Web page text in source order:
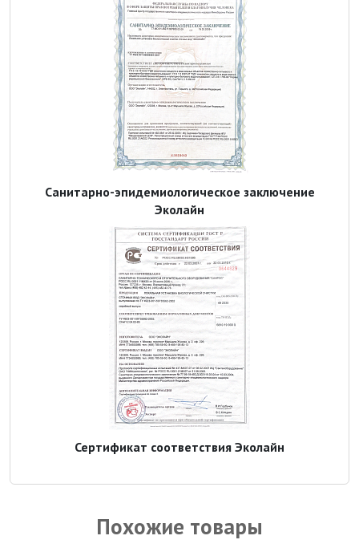
Санитарно-эпидемиологическое заключение
Эколайн
Сертификат соответствия Эколайн
Похожие товары